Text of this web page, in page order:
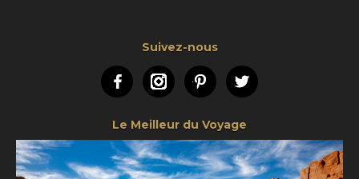
Suivez-nous
FacebookInstagramPinterestTwitter
Le Meilleur du Voyage